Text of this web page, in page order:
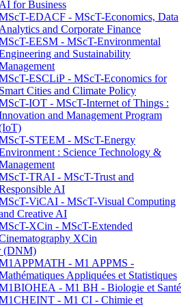
AI for Business
EDACF - MScT-Economics, Data
Analytics and Corporate Finance
EESM - MScT-Environmental
and Sustainability
ESCLiP - MScT-Economics for
Smart Cities and Climate Policy
IOT - MScT-Internet of Things :
and Management Program
STEEM - MScT-Energy
: Science Technology &
TRAI - MScT-Trust and
AI
ViCAI - MScT-Visual Computing
Creative AI
XCin - MScT-Extended
XCin
(DNM)
- M1 APPMS -
Appliquées et Statistiques
- M1 BH - Biologie et Santé
- M1 CI - Chimie et